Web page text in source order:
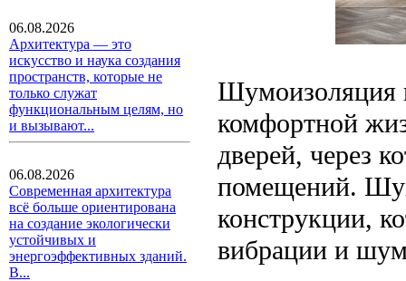
06.08.2026
Архитектура — это
искусство и наука создания
пространств, которые не
только служат
функциональным целям, но
и вызывают...
06.08.2026
Современная архитектура
всё больше ориентирована
на создание экологически
устойчивых и
энергоэффективных зданий.
В...
Шумоизоляция
комфортной
дверей, через
помещений.
конструкции,
вибрации и